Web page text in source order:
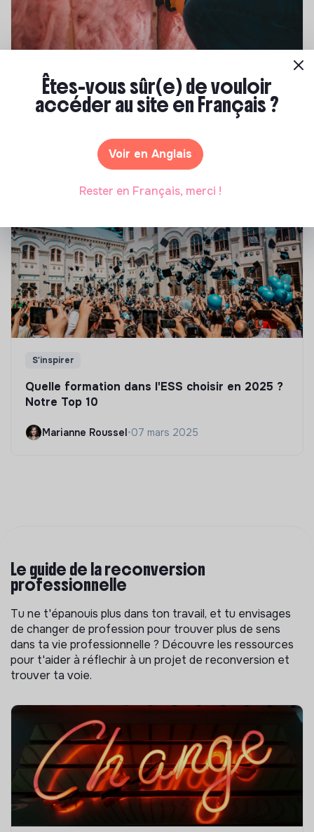
Compétences & formations
Marianne Roussel 21 janvier 2025
S'inspirer
Quelle formation dans l'ESS choisir en 2025 ?
Notre Top 10
Marianne Roussel•07 mars 2025
Le guide de la reconversion
professionnelle
Tu ne t'épanouis plus dans ton travail, et tu envisages
de changer de profession pour trouver plus de sens
dans ta vie professionnelle ? Découvre les ressources
pour t'aider à réflechir à un projet de reconversion et
trouver ta voie.
Êtes-vous sûr(e) de vouloir
accéder au site en Français ?
Voir en Anglais
Rester en Français, merci !